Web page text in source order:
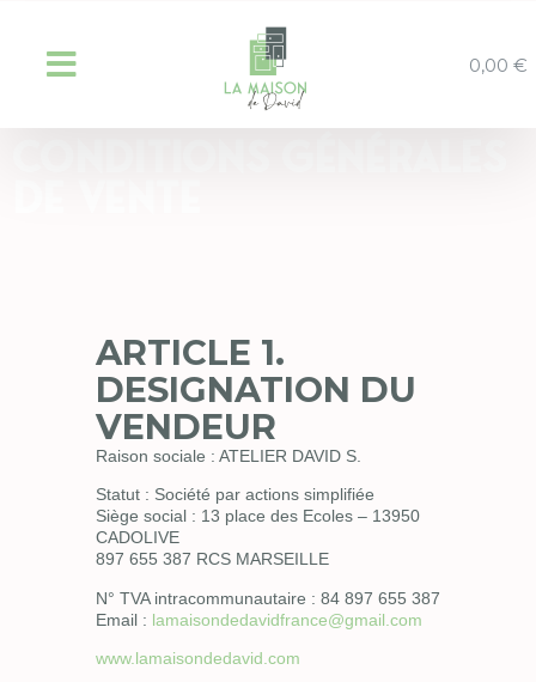
0,00€
ARTICLE 1.
DESIGNATION DU
VENDEUR
Raison sociale : ATELIER DAVID S.
Statut : Société par actions simplifiée
Siège social : 13 place des Ecoles – 13950
CADOLIVE
897 655 387 RCS MARSEILLE
N° TVA intracommunautaire : 84 897 655 387
Email : lamaisondedavidfrance@gmail.com
www.lamaisondedavid.com